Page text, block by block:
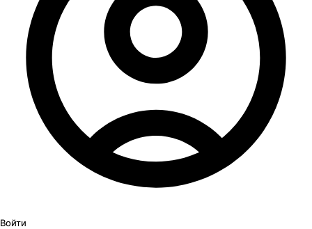
Войти